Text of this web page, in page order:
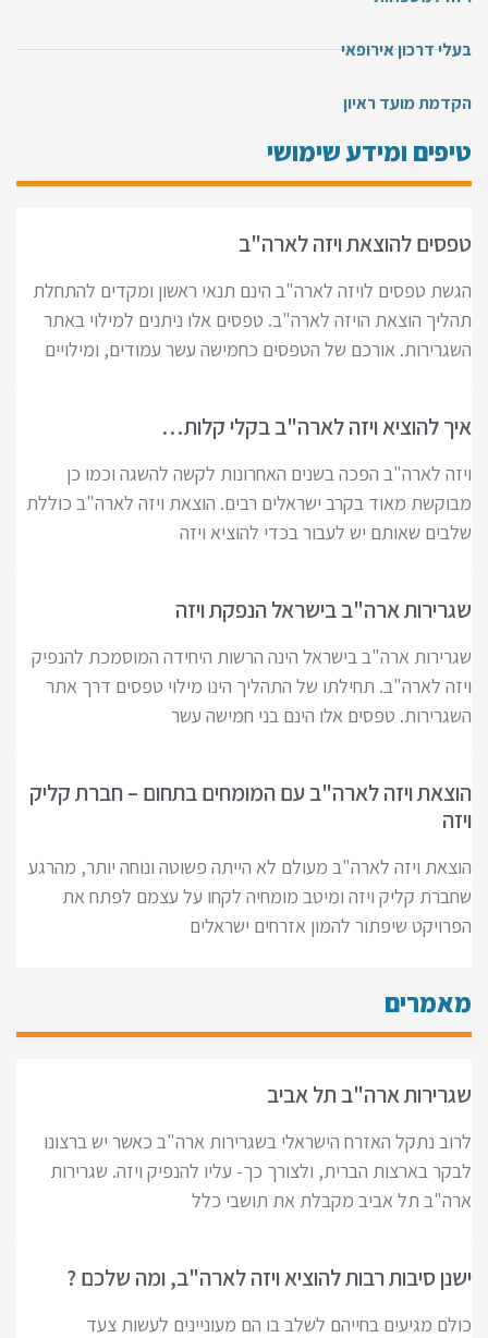
בעלי דרכון אירופאי
הקדמת מועד ראיון
טיפים ומידע שימושי
טפסים להוצאת ויזה לארה"ב
הגשת טפסים לויזה לארה"ב הינם תנאי ראשון ומקדים להתחלת
תהליך הוצאת הויזה לארה"ב. טפסים אלו ניתנים למילוי באתר
השגרירות. אורכם של הטפסים כחמישה עשר עמודים, ומילויים
איך להוציא ויזה לארה"ב בקלי קלות…
ויזה לארה"ב הפכה בשנים האחרונות לקשה להשגה וכמו כן
מבוקשת מאוד בקרב ישראלים רבים. הוצאת ויזה לארה"ב כוללת
שלבים שאותם יש לעבור בכדי להוציא ויזה
שגרירות ארה"ב בישראל הנפקת ויזה
שגרירות ארה"ב בישראל הינה הרשות היחידה המוסמכת להנפיק
ויזה לארה"ב. תחילתו של התהליך הינו מילוי טפסים דרך אתר
השגרירות. טפסים אלו הינם בני חמישה עשר
הוצאת ויזה לארה"ב עם המומחים בתחום – חברת קליק
ויזה
הוצאת ויזה לארה"ב מעולם לא הייתה פשוטה ונוחה יותר, מהרגע
שחברת קליק ויזה ומיטב מומחיה לקחו על עצמם לפתח את
הפרויקט שיפתור להמון אזרחים ישראלים
מאמרים
שגרירות ארה"ב תל אביב
לרוב נתקל האזרח הישראלי בשגרירות ארה"ב כאשר יש ברצונו
לבקר בארצות הברית, ולצורך כך- עליו להנפיק ויזה. שגרירות
ארה"ב תל אביב מקבלת את תושבי כלל
ישנן סיבות רבות להוציא ויזה לארה"ב, ומה שלכם ?
כולם מגיעים בחייהם לשלב בו הם מעוניינים לעשות צעד